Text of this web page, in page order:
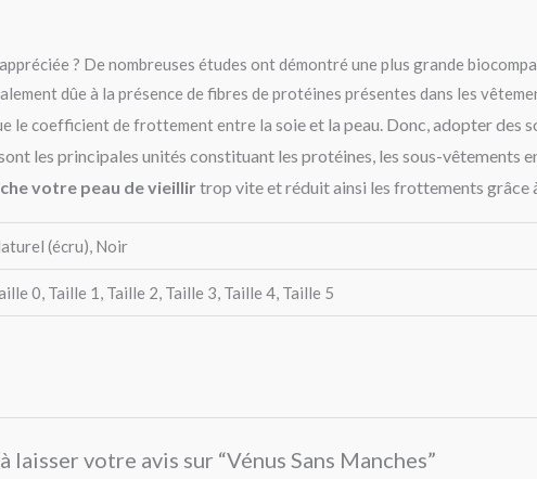
? De nombreuses études ont démontré une plus grande
dûe à la présence de fibres de protéines présentes dans les
le coefficient de frottement entre la soie et la peau. Donc, adopter des
les principales unités constituant les protéines, les sous-
votre peau de vieillir trop vite et réduit ainsi les frottements grâce
(écru), Noir
0, Taille 1, Taille 2, Taille 3, Taille 4, Taille 5
laisser votre avis sur “Vénus Sans Manches”